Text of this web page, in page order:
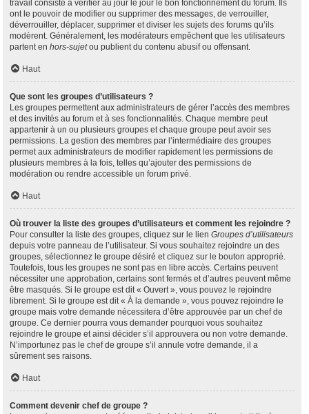
travail consiste à vérifier au jour le jour le bon fonctionnement du forum. Ils
ont le pouvoir de modifier ou supprimer des messages, de verrouiller,
déverrouiller, déplacer, supprimer et diviser les sujets des forums qu’ils
modèrent. Généralement, les modérateurs empêchent que les utilisateurs
partent en hors-sujetou publient du contenu abusif ou offensant.
Haut
Que sont les groupes d’utilisateurs ?
Les groupes permettent aux administrateurs de gérer l’accès des membres
et des invités au forum et à ses fonctionnalités. Chaque membre peut
appartenir à un ou plusieurs groupes et chaque groupe peut avoir ses
permissions. La gestion des membres par l’intermédiaire des groupes
permet aux administrateurs de modifier rapidement les permissions de
plusieurs membres à la fois, telles qu’ajouter des permissions de
modération ou rendre accessible un forum privé.
Haut
Où trouver la liste des groupes d’utilisateurs et comment les rejoindre ?
Pour consulter la liste des groupes, cliquez sur le lien Groupes d’utilisateurs
depuis votre panneau de l’utilisateur. Si vous souhaitez rejoindre un des
groupes, sélectionnez le groupe désiré et cliquez sur le bouton approprié.
Toutefois, tous les groupes ne sont pas en libre accès. Certains peuvent
nécessiter une approbation, certains sont fermés et d’autres peuvent même
être masqués. Si le groupe est dit « Ouvert », vous pouvez le rejoindre
librement. Si le groupe est dit « À la demande », vous pouvez rejoindre le
groupe mais votre demande nécessitera d’être approuvée par un chef de
groupe. Ce dernier pourra vous demander pourquoi vous souhaitez
rejoindre le groupe et ainsi décider s’il approuvera ou non votre demande.
N’importunez pas le chef de groupe s’il annule votre demande, il a
sûrement ses raisons.
Haut
Comment devenir chef de groupe ?